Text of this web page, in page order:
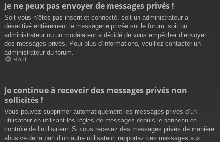
Je ne peux pas envoyer de messages privés !
Soit vous n’êtes pas inscrit et connecté, soit un administrateur a
désactivé entièrement la messagerie privée sur le forum, soit un
administrateur ou un modérateur a décidé de vous empêcher d’envoyer
des messages privés. Pour plus d’informations, veuillez contacter un
administrateur du forum.
Haut
Je continue à recevoir des messages privés non
sollicités !
Vous pouvez supprimer automatiquement les messages privés d’un
utilisateur en utilisant les règles de messages depuis le panneau de
contrôle de l’utilisateur. Si vous recevez des messages privés de manière
abusive de la part d’un autre utilisateur, rapportez ces messages aux